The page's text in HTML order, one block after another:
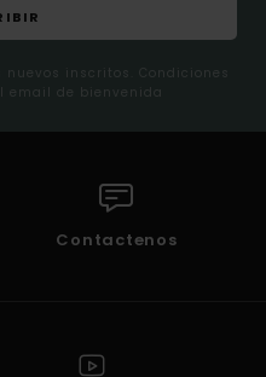
inscritos. Condiciones
email de bienvenida
Contactenos